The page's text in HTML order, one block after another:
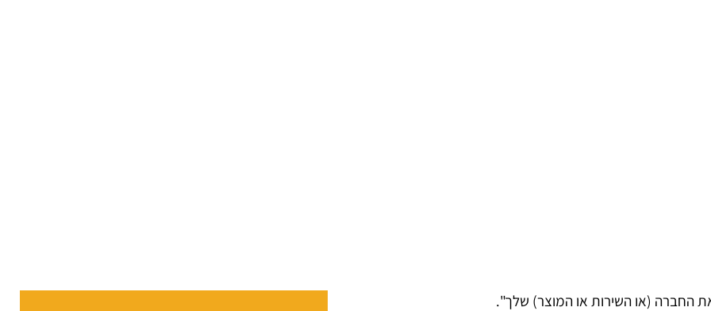
החברה (או השירות או המוצר) שלך".